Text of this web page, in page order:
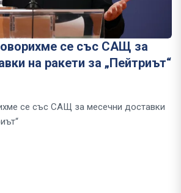
се със САЩ за
на ракети за „Пейтриът“
се със САЩ за месечни доставки